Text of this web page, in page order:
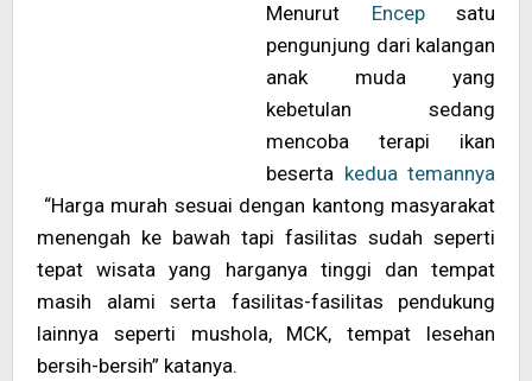
Menurut Encepsatu
pengunjung dari kalangan
anak muda yang
kebetulan sedang
mencoba terapi ikan
beserta kedua temannya
“Harga murah sesuai dengan kantong masyarakat
menengah ke bawah tapi fasilitas sudah seperti
tepat wisata yang harganya tinggi dan tempat
masih alami serta fasilitas-fasilitas pendukung
lainnya seperti mushola, MCK, tempat lesehan
bersih-bersih” katanya.